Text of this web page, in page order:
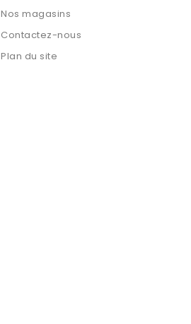
Nos magasins
Contactez-nous
Plan du site